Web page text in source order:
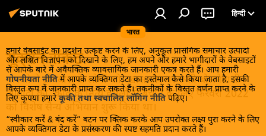
भारत
हिन्दी
हमारे वेबसाईट का प्रदर्शन उत्कृष्ट करने के लिए, अनुकूल प्रासंगिक समाचार उत्पादों
और लक्षित विज्ञापन को दिखाने के लिए, हम अपने और हमारे भागीदारों के वेबसाइटों
से आपके बारे में अवैयक्तिक व्यावसायिक जानकारी एकत्र करते हैं। आप हमारी
गोपनीयता नीति में आपके व्यक्तिगत डेटा का इस्तेमाल कैसे किया जाता है, इसकी
विस्तृत रूप में जानकारी प्राप्त कर सकते हैं। तकनीकों के विस्तृत वर्णन प्राप्त करने के
लिए कृपया हमारे कूकी तथा स्वचालित लॉगिंग नीति पढ़िए।
“स्वीकार करें & बंद करें” बटन पर क्लिक करके आप उपरोक्त लक्ष्य पुरा करने के लिए
आपके व्यक्तिगत डेटा के प्रसंस्करण की स्पष्ट सहमति प्रदान करते हैं।
यूक्रेन संकट
मास्को ने डोनबास के लोगों को, खास तौर पर रूसी बोलनेवाली
आबादी को, कीव के नित्य हमलों से बचाने के लिए फरवरी 2022
को विशेष सैन्य अभियान शुरू किया था।